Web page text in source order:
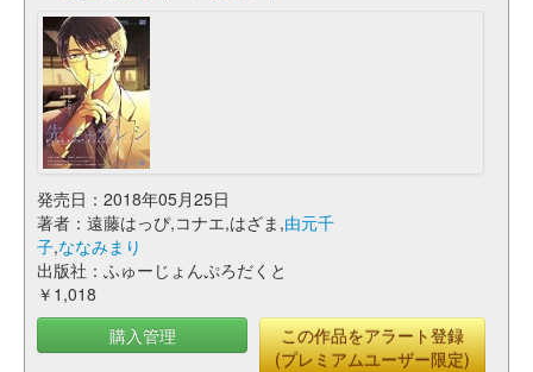
発売日：2018年05月25日
著者：遠藤はっぴ,コナエ,はざま,由元千
子,ななみまり
出版社：ふゅーじょんぷろだくと
￥1,018
購入管理
この作品をアラート登録
(プレミアムユーザー限定)